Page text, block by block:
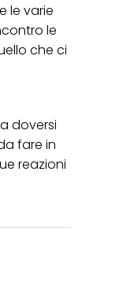
le varie
le
che ci
doversi
fare in
reazioni